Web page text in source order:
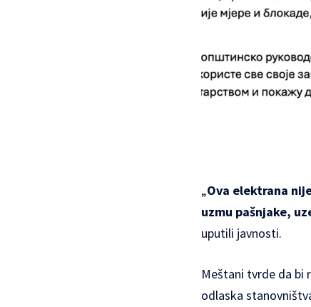
„Ova elektrana
uzmu pašnjake,
uputili javnosti.
Meštani tvrde da bi
odlaska